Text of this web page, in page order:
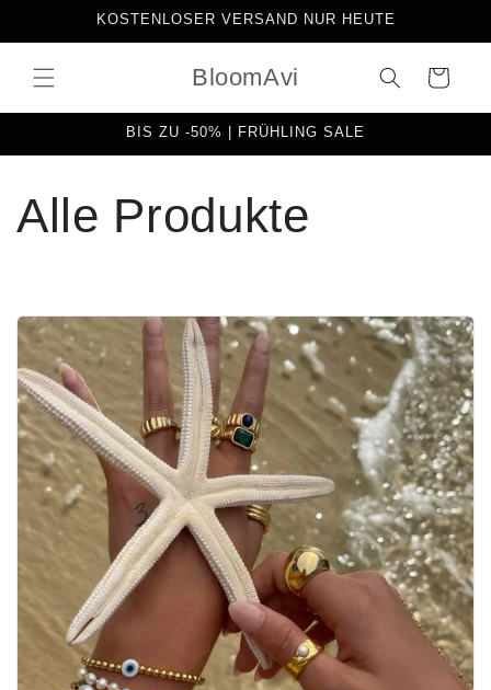
Inhalt
KOSTENLOSER VERSAND NUR HEUTE
BloomAvi Warenkorb
BIS ZU -50% | FRÜHLING SALE
Alle Produkte